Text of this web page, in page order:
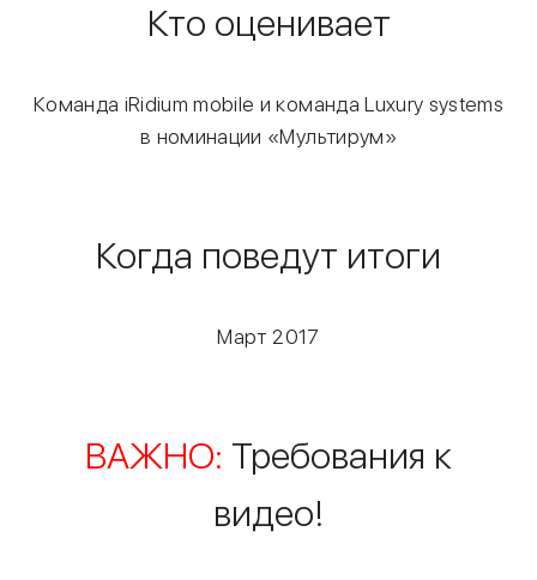
Кто оценивает
Команда iRidium mobile и команда Luxury systems
в номинации «Мультирум»
Когда поведут итоги
Март 2017
ВАЖНО: Требования к
видео!